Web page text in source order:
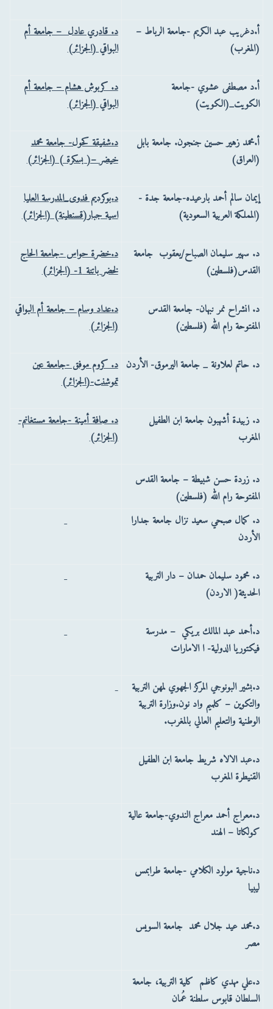
د. قادري عادل – جامعة أم
البواقي (الجزائر)
أ.دغريب عبد الكريم -جامعة الرباط –
(المغرب)
د. كربوش هشام – جامعة أم
البواقي (الجزائر)
أ.د مصطفى عشوي -جامعة
الكويت_(الكويت)
د.شفيقة كحول- جامعة محمد
خيضر –( بسكرة ) (الجزائر)
أ.محمد زهير حسين جنجون.‏ جامعة بابل
(العراق)
د.بوكرديم فدوى_المدرسة العليا
اسية جبار(قسنطينة) (الجزائر)
إيمان سالم أحمد بارعيده-جامعة جدة -
(المملكة العربية السعودية)
د.خضرة حواس -جامعة الحاج
لخضر باتنة 1- (الجزائر)
د. سهير سليمان الصباح/يعقوب جامعة
القدس(فلسطين)
د.عداد وسام – جامعة أم البواقي
(الجزائر)
د. انشراح نمر نبهان- جامعة القدس
المفتوحة رام الله (فلسطين)
د. كروم موفق -جامعة عين
تموشنت-(الجزائر)
د. حاتم لعلاونة _ جامعة اليرموق- الأردن
د. صافة أمينة -جامعة مستغانم-
(الجزائر)
د. زبيدة أشهبون جامعة ابن الطفيل
المغرب
المفتوحة رام الله (فلسطين)
د. كمال صبحي سعيد نزال جامعة جدارا
الأردن
د. محمود سليمان حمدان – دار التربية
الحديثة( الاردن)
د.أحمد عبد المالك بريكي – مدرسة
فيكتوريا الدولية- ا الامارات
د.بشير البونوجي المركز الجهوي لمهن التربية
والتكوين – كلميم واد نون.‏وزارة التربية
الوطنية والتعليم العالي بالمغرب.‏
د.عبد الالاه شريط جامعة ابن الطفيل
القنيطرة المغرب
د.معراج أحمد معراج الندوي-جامعة عالية
كولكاتا – الهند
د.ناجية مولود الكلامي -جامعة طرابمس
ليبيا
د.محمد عيد جلال محمد جامعة السويس
مصر
‏د.علي مهدي كاظم كلية التربية، جامعة
السلطان قابوس سلطنة عُمان